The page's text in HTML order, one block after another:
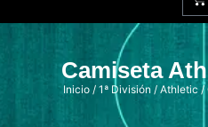
Camiseta
Inicio / 1ª División / Athletic /